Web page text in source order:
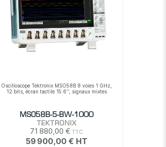
Oscilloscope Tektronix MSO58B 8 voies 1 GHz,
12 bits, écran tactile 15.6'', signaux mixtes
MSO58B-5-BW-1000
TEKTRONIX
71 880,00 €
59 900,00 €